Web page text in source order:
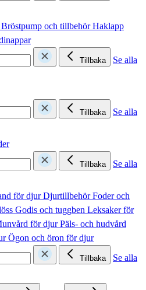
Bröstpump och tillbehörHaklapp
Tillbaka
Se alla
Tillbaka
Se alla
Tillbaka
Se alla
för djurDjurtillbehörFoder och
Godis och tuggben Leksaker för
för djurPäls- och hudvård
Ögon och öron för djur
Tillbaka
Se alla